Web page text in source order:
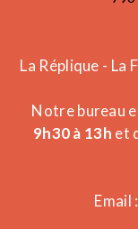
La Réplique - La
Notre bureau
9h30 à 13h et
Email :